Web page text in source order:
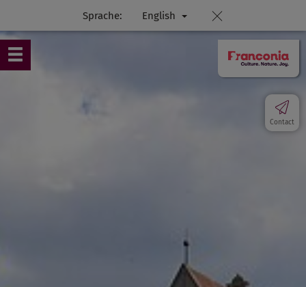
Sprache: English
Contact